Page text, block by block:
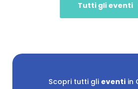
Tutti gli eventi
Scopri tutti gli eventiin